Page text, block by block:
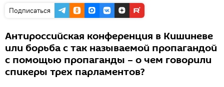
Подписаться
Антироссийская конференция в Кишиневе
или борьба с так называемой пропагандой
с помощью пропаганды – о чем говорили
спикеры трех парламентов?